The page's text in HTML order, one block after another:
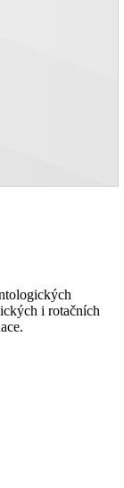
i rotačních